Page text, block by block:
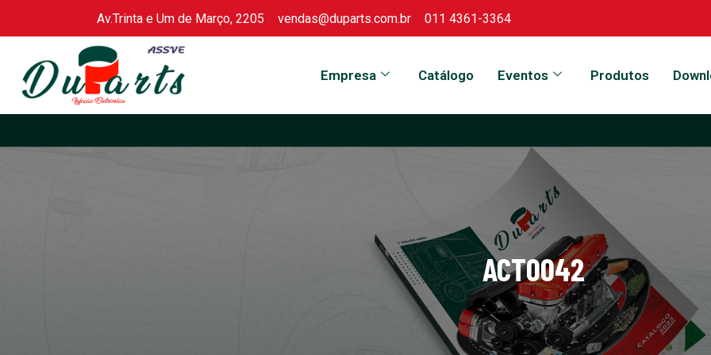
content
Av.Trinta e Um de Março, 2205 vendas@duparts.com.br 011 4361-3364
Empresa Catálogo Eventos Produtos
ACT0042